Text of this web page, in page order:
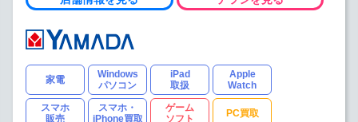
家電
Windows
パソコン
iPad
取扱
Apple
Watch
スマホ
販売
スマホ・
iPhone買取
ゲーム
ソフト
PC買取